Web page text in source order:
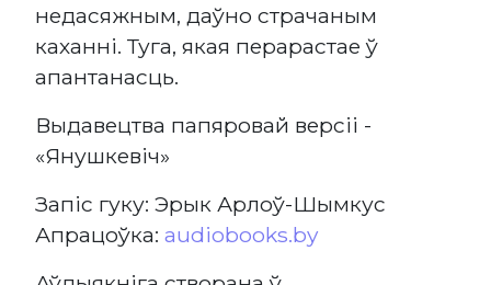
недасяжным, даўно страчаным
каханні. Туга, якая перарастае ў
апантанасць.
Выдавецтва папяровай версіі -
«Янушкевіч»
Запіс гуку: Эрык Арлоў-Шымкус
Апрацоўка: audiobooks.by